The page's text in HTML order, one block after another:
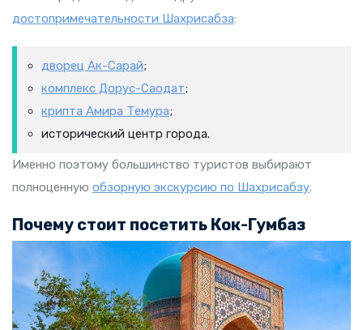
достопримечательности Шахрисабза:
дворец Ак-Сарай;
комплекс Дорус-Саодат;
крипта Амира Темура;
исторический центр города.
Именно поэтому большинство туристов выбирают
полноценную обзорную экскурсию по Шахрисабзу.
Почему стоит посетить Кок-Гумбаз